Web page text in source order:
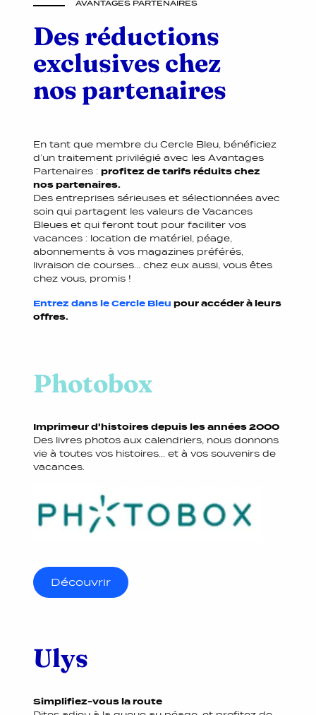
AVANTAGES PARTENAIRES
Des réductions
exclusives chez
nos partenaires
En tant que membre du Cercle Bleu, bénéficiez
d’un traitement privilégié avec les Avantages
Partenaires :profitez de tarifs réduits chez
nos partenaires.
Des entreprises sérieuses et sélectionnées avec
soin qui partagent les valeurs de Vacances
Bleues et qui feront tout pour faciliter vos
vacances : location de matériel, péage,
abonnements à vos magazines préférés,
livraison de courses... chez eux aussi, vous êtes
chez vous, promis !
Entrez dans le Cercle Bleu pour accéder à leurs
offres.
Photobox
Imprimeur d'histoires depuis les années 2000
Des livres photos aux calendriers, nous donnons
vie à toutes vos histoires... et à vos souvenirs de
vacances.
Découvrir
Ulys
Simplifiez-vous la route